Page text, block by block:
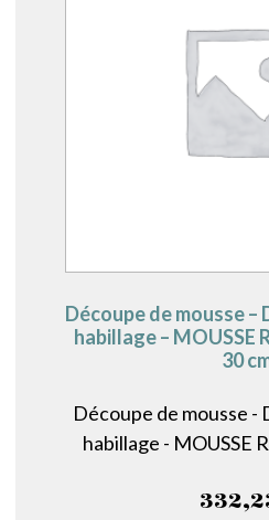
Découpe de mousse –
habillage – MOUSSE
30
Découpe de mousse -
habillage - MOUSSE